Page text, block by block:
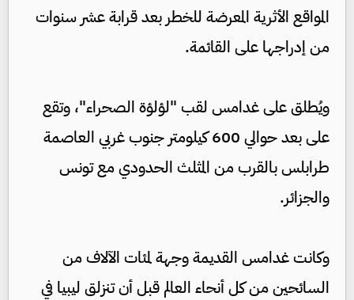
المواقع الأثرية المعرضة للخطر بعد قرابة عشر سنوات
من إدراجها على القائمة.
ويُطلق على غدامس لقب "لؤلؤة الصحراء"، وتقع
على بعد حوالي 600 كيلومتر جنوب غربي العاصمة
طرابلس بالقرب من المثلث الحدودي مع تونس
والجزائر.
وكانت غدامس القديمة وجهة لمئات الآلاف من
السائحين من كل أنحاء العالم قبل أن تنزلق ليبيا في